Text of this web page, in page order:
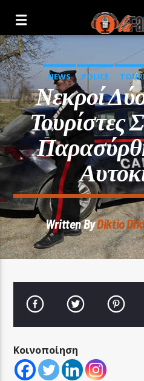
Current Track
Title
Artist
LA FAMIGLIA RADIO
NEWS POLICE
Νεκροί
Τουρίστες
Written ByDiktio
Κοινοποίηση